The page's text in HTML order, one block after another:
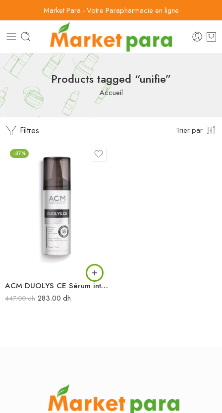
Market Para - Votre Parapharmacie en ligne
Products tagged “unifie”
Accueil
Filtres Trier par
-37%
ACM DUOLYS CE Sérum intensif anti-oxydant 15ML
447.00dh 283.00 dh